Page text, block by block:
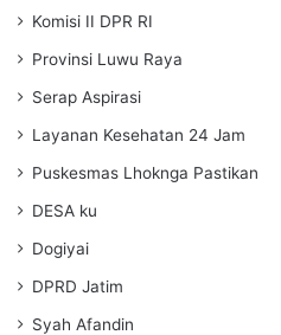
Komisi II DPR RI
Provinsi Luwu Raya
Serap Aspirasi
Layanan Kesehatan 24 Jam
Puskesmas Lhoknga Pastikan
DESA ku
Dogiyai
DPRD Jatim
Syah Afandin